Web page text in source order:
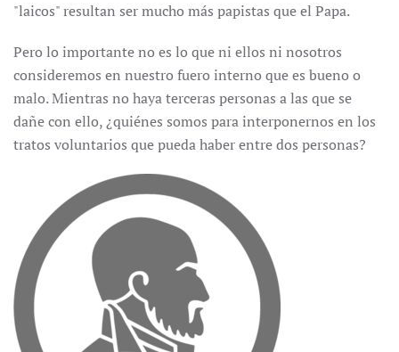
"laicos" resultan ser mucho más papistas que el Papa.
Pero lo importante no es lo que ni ellos ni nosotros
consideremos en nuestro fuero interno que es bueno o
malo. Mientras no haya terceras personas a las que se
dañe con ello, ¿quiénes somos para interponernos en los
tratos voluntarios que pueda haber entre dos personas?